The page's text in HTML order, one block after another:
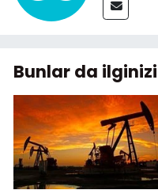
Bunlar da